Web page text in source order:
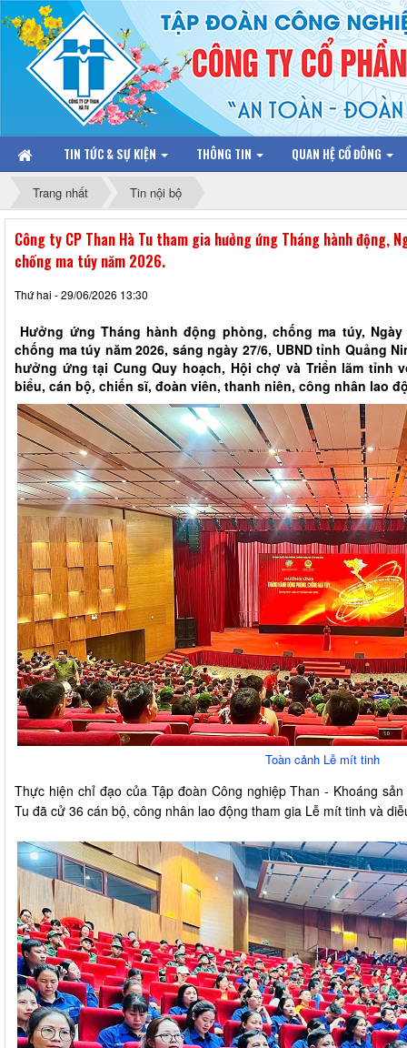
TIN TỨC & SỰ KIỆN THÔNG TIN QUAN HỆ CỔ ĐÔNG
Trang nhất Tin nội bộ
Công ty CP Than Hà Tu tham gia hưởng ứng Tháng hành động,
chống ma túy năm 2026.
Thứ hai - 29/06/2026 13:30
Hưởng ứng Tháng hành động phòng, chống ma túy,
chống ma túy năm 2026, sáng ngày 27/6, UBND tỉnh Quảng
hưởng ứng tại Cung Quy hoạch, Hội chợ và Triển lãm tỉnh
biểu, cán bộ, chiến sĩ, đoàn viên, thanh niên, công nhân lao
Toàn cảnh Lễ mít tinh
Thực hiện chỉ đạo của Tập đoàn Công nghiệp Than - Khoáng
Tu đã cử 36 cán bộ, công nhân lao động tham gia Lễ mít tinh và